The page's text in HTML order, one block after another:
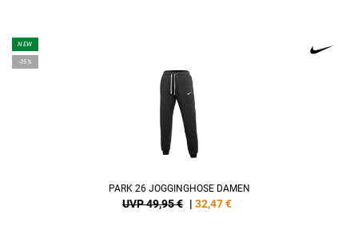
NEW
-35%
PARK 26 JOGGINGHOSE DAMEN
UVP 49,95 € | 32,47€